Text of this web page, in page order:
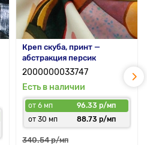
Креп скуба, принт —
абстракция персик
2000000033747
Есть в наличии
от 6 мп
96.33 р/мп
от 30 мп
88.73 р/мп
340.54 р/мп